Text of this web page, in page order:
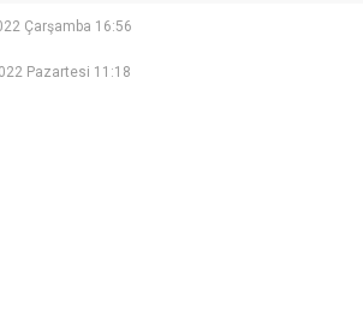
Çarşamba 16:56
Pazartesi 11:18